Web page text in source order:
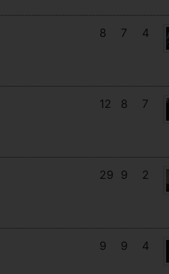
8 7 4
12 8 7
29 9 2
9 9 4